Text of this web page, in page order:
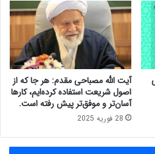
آیت الله مصباحی مقدم: هر جا که از
اصول شریعت استفاده کرده‌ایم، کارها
آسان‌تر و موفق‌تر پیش رفته است.
28 فوریه 2025